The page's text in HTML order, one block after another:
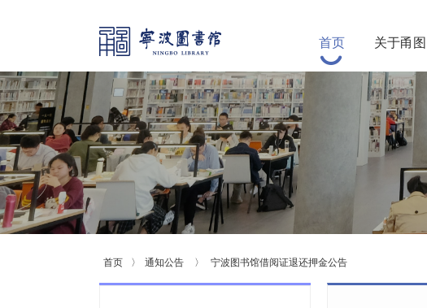
首页 关于甬图
首页 〉 通知公告 〉 宁波图书馆借阅证退还押金公告